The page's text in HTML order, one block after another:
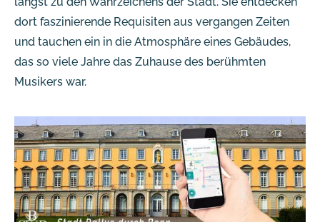
dort faszinierende Requisiten aus vergangen Zeiten
und tauchen ein in die Atmosphäre eines Gebäudes,
das so viele Jahre das Zuhause des berühmten
Musikers war.